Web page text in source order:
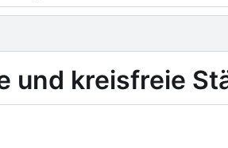
und kreisfreie